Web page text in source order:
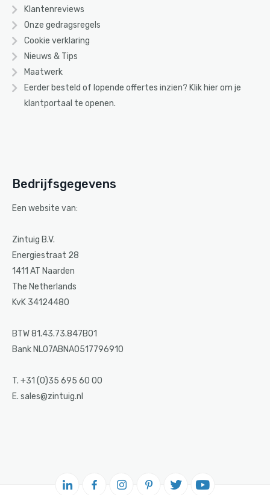
Klantenreviews
Onze gedragsregels
Cookie verklaring
Nieuws & Tips
Maatwerk
Eerder besteld of lopende offertes inzien? Klik hierom je
klantportaal te openen.
Bedrijfsgegevens
Een website van:
Zintuig B.V.
Energiestraat 28
1411 AT Naarden
The Netherlands
KvK 34124480
BTW 81.43.73.847B01
Bank NL07ABNA0517796910
T. +31 (0)35 695 60 00
E. sales@zintuig.nl